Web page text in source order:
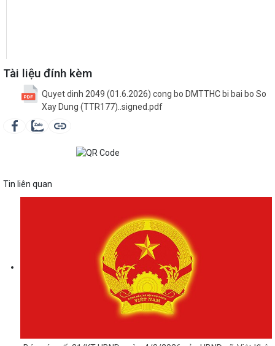
Tài liệu đính kèm
Quyet dinh 2049 (01.6.2026) cong bo DMTTHC bi bai bo So
Xay Dung (TTR177)..signed.pdf
Tin liên quan